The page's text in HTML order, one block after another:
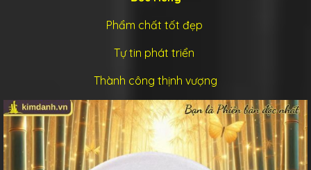
Phẩm chất tốt đẹp
Tự tin phát triển
Thành công thịnh vượng